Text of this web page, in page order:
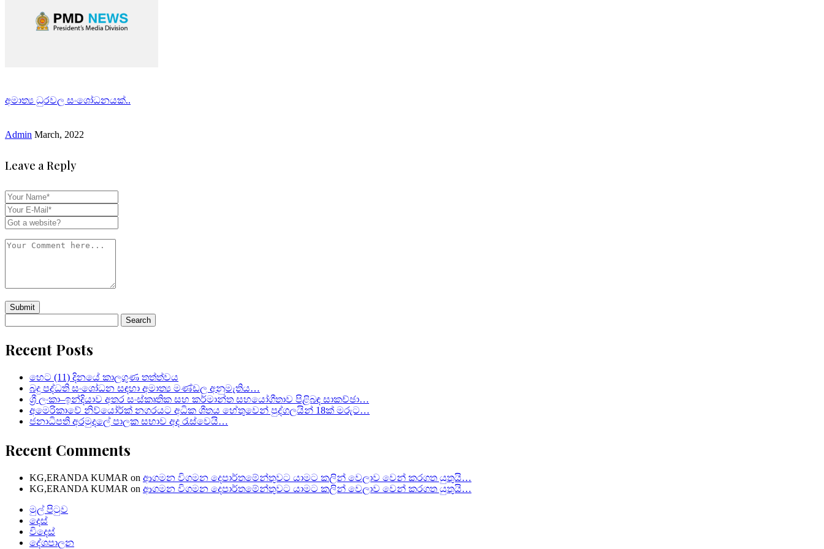
අමාත්‍ය ධුරවල සංශෝධනයක්..
Admin March, 2022
Leave a Reply
for:
Recent Posts
හෙට (11) දිනයේ කාලගුණ තත්ත්වය
බදු පද්ධති සංශෝධන සඳහා අමාත්‍ය මණ්ඩල අනුමැතිය…
ශ්‍රී ලංකා–ඉන්දියාව අතර සංස්කෘතික සහ කර්මාන්ත සහයෝගීතාව පිළිබඳ සාකච්ඡා…
අමෙරිකාවේ නිව්යෝර්ක් නගරයට අධික ශීතය හේතුවෙන් පුද්ගලයින් 18ක් මරුට…
ජනාධිපති අරමුදලේ පාලක සභාව අද රැස්වෙයි…
Recent Comments
KG,ERANDA KUMAR on ආගමන විගමන දෙපාර්තමේන්තුවට යාමට කලින් වෙලාව වෙන් කරගත යුතුයි…
KG,ERANDA KUMAR on ආගමන විගමන දෙපාර්තමේන්තුවට යාමට කලින් වෙලාව වෙන් කරගත යුතුයි…
මුල් පිටුව
දෙස්
විදෙස්
දේශපාලන